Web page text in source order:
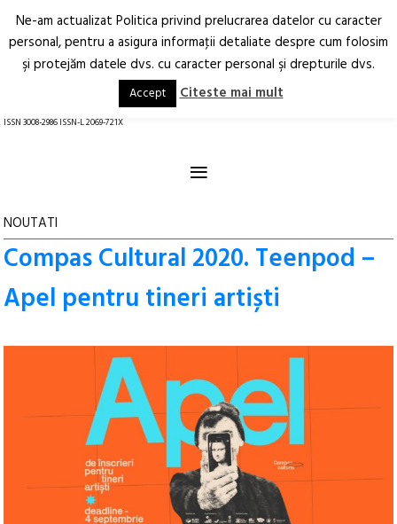
Arhitectură.
Oraș.
RO EN
ISSN 3008-2986 ISSN-L 2069-721X
≡
NOUTATI
Compas Cultural 2020. Teenpod –
Apel pentru tineri artiști
Ne-am actualizat Politica privind prelucrarea datelor cu caracter
personal, pentru a asigura informaţii detaliate despre cum folosim
şi protejăm datele dvs. cu caracter personal şi drepturile dvs.
Accept Citeste mai mult